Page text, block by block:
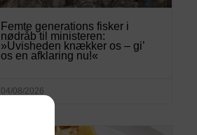
Femte generations fisker i
nødråb til ministeren:
»Uvisheden knækker os – gi’
os en afklaring nu!«
04/08/2026